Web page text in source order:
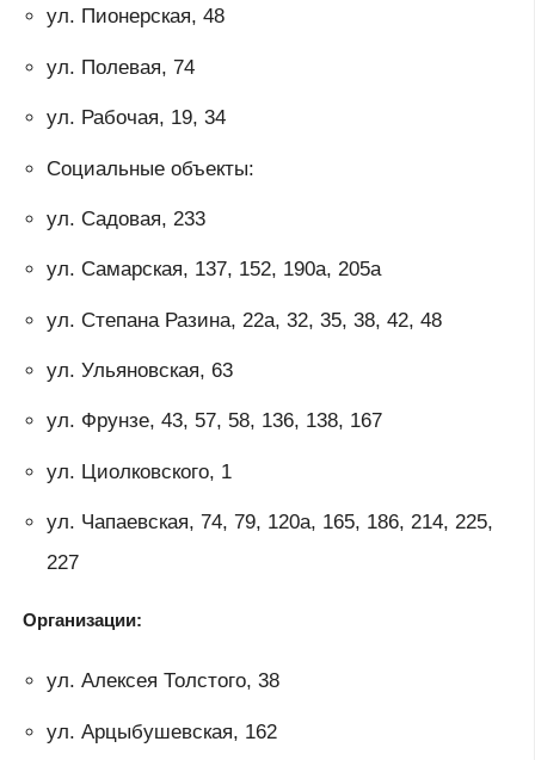
ул. Пионерская, 48
ул. Полевая, 74
ул. Рабочая, 19, 34
Социальные объекты:
ул. Садовая, 233
ул. Самарская, 137, 152, 190а, 205а
ул. Степана Разина, 22а, 32, 35, 38, 42, 48
ул. Ульяновская, 63
ул. Фрунзе, 43, 57, 58, 136, 138, 167
ул. Циолковского, 1
ул. Чапаевская, 74, 79, 120а, 165, 186, 214, 225,
227
Организации:
ул. Алексея Толстого, 38
ул. Арцыбушевская, 162